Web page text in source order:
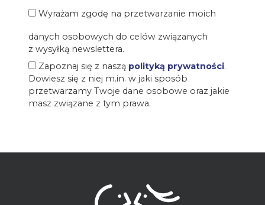
Wyrażam zgodę na przetwarzanie moich
danych osobowych do celów związanych
z wysyłką newslettera.
Zapoznaj się z naszą polityką prywatności.
Dowiesz się z niej m.in. w jaki sposób
przetwarzamy Twoje dane osobowe oraz jakie
masz związane z tym prawa.